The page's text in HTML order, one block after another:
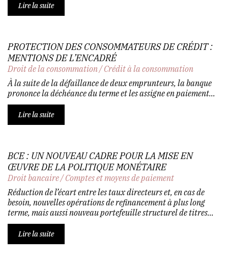
Lire la suite
PROTECTION DES CONSOMMATEURS DE CRÉDIT :
MENTIONS DE L’ENCADRÉ
Droit de la consommation/Crédit à la consommation
À la suite de la défaillance de deux emprunteurs, la banque
prononce la déchéance du terme et les assigne en paiement...
Lire la suite
BCE : UN NOUVEAU CADRE POUR LA MISE EN
ŒUVRE DE LA POLITIQUE MONÉTAIRE
Droit bancaire/Comptes et moyens de paiement
Réduction de l’écart entre les taux directeurs et, en cas de
besoin, nouvelles opérations de refinancement à plus long
terme, mais aussi nouveau portefeuille structurel de titres…
Lire la suite